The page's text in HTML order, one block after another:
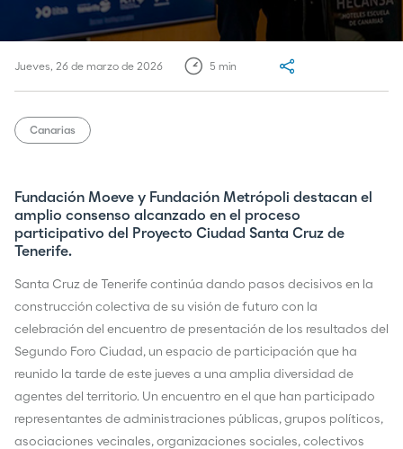
Jueves, 26 de marzo de 2026 5 min
Canarias
Fundación Moeve y Fundación Metrópoli destacan el
amplio consenso alcanzado en el proceso
participativo del Proyecto Ciudad Santa Cruz de
Tenerife.
Santa Cruz de Tenerife continúa dando pasos decisivos en la
construcción colectiva de su visión de futuro con la
celebración del encuentro de presentación de los resultados del
Segundo Foro Ciudad, un espacio de participación que ha
reunido la tarde de este jueves a una amplia diversidad de
agentes del territorio. Un encuentro en el que han participado
representantes de administraciones públicas, grupos políticos,
asociaciones vecinales, organizaciones sociales, colectivos